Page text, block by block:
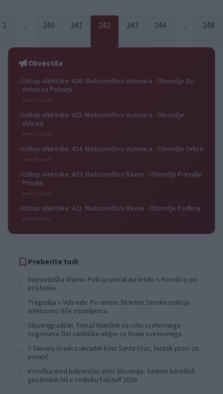
1 ... 240 241 242 243 244 ... 248
Obvestila
⚡Izklop elektrike: 426. Nadzorništvo Vuzenica - Območje Sv.
Anton na Pohorju
pred 19 urami
⚡Izklop elektrike: 425. Nadzorništvo Vuzenica - Območje
Vuhred
pred 19 urami
⚡Izklop elektrike: 424. Nadzorništvo Vuzenica - Območje Orlice
pred 19 urami
⚡Izklop elektrike: 429. Nadzorništvo Ravne - Območje Prevalje
Prisoje
pred 19 urami
⚡Izklop elektrike: 421. Nadzorništvo Ravne - Območje Podkraj
pred 19 urami
Preberite tudi
Dopustniška drama: Policija pričakala letalo s Korošico po
pristanku
Tragedija v Vuhredu: Po umoru 36-letne ženske policija
intenzivno išče osumljenca
Slovenjgradčan Tomaž Klančnik na vrhu svetovnega
nogometa: Del sodniške ekipe za finale svetovnega
V Slovenj Gradcu ukradali kolo Santa Cruz, lastnik prosi za
pomoč
Koroška med kulinarično elito Slovenije: Sedem koroških
gostinskih hiš v vodniku Falstaff 2026